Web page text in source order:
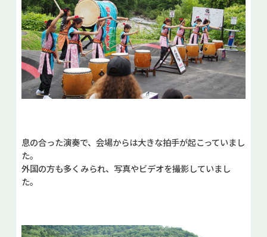
息の合った演奏で、会場からは大きな拍手が起こっていまし
た。
外国の方も多くみられ、写真やビデオを撮影していまし
た。